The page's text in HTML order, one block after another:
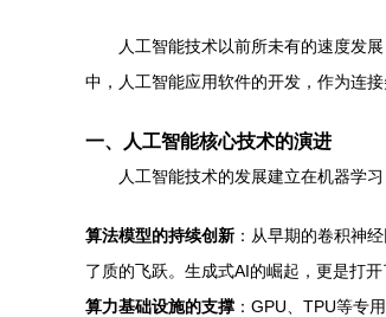
人工智能技术以前所未有的速度发
中，人工智能应用软件的开发，作为连
一、人工智能核心技术的演进
人工智能技术的发展建立在机器学
算法模型的持续创新 ：从早期的卷积神
了质的飞跃。生成式AI的崛起，更是打
算力基础设施的支撑 ：GPU、TPU等专